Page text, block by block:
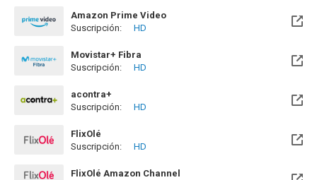
Amazon Prime Video
Suscripción:
HD
Movistar+ Fibra
Disponible hasta el Vie, 01 Ene 2100 (Quedan 73 años)
Suscripción: HD
acontra+
Suscripción:
HD
FlixOlé
Suscripción:
HD
FlixOlé Amazon Channel